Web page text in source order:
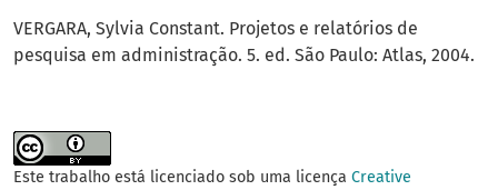
VERGARA, Sylvia Constant. Projetos e relatórios de
pesquisa em administração. 5. ed. São Paulo: Atlas, 2004.
Este trabalho está licenciado sob uma licença Creative